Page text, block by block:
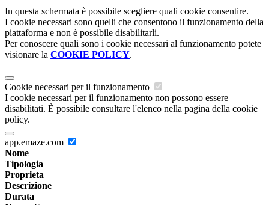
In questa schermata è possibile scegliere quali cookie consentire.
I cookie necessari sono quelli che consentono il funzionamento della
piattaforma e non è possibile disabilitarli.
Per conoscere quali sono i cookie necessari al funzionamento potete
visionare la COOKIE POLICY.
Cookie necessari per il funzionamento
I cookie necessari per il funzionamento non possono essere
disabilitati. È possibile consultare l'elenco nella pagina della cookie
policy.
app.emaze.com
Nome
Tipologia
Proprieta
Descrizione
Durata